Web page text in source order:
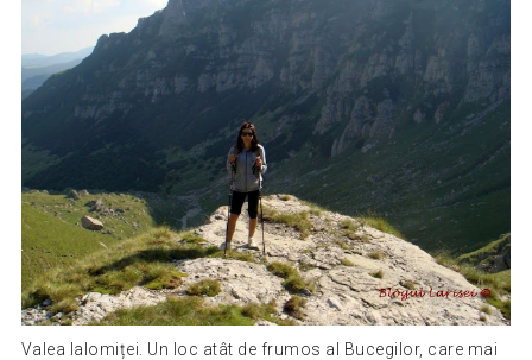
Valea Ialomiței. Un loc atât de frumos al Bucegilor, care mai